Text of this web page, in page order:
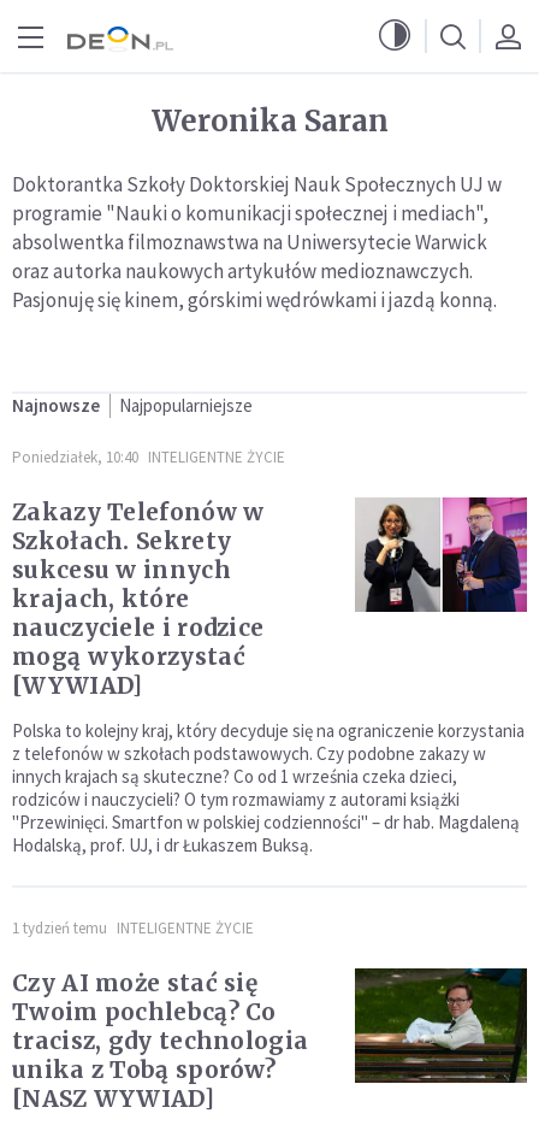
Weronika Saran
Doktorantka Szkoły Doktorskiej Nauk Społecznych UJ w
programie "Nauki o komunikacji społecznej i mediach",
absolwentka filmoznawstwa na Uniwersytecie Warwick
oraz autorka naukowych artykułów medioznawczych.
Pasjonuję się kinem, górskimi wędrówkami i jazdą konną.
Najnowsze Najpopularniejsze
Poniedziałek, 10:40 INTELIGENTNE ŻYCIE
Zakazy Telefonów w
Szkołach. Sekrety
sukcesu w innych
krajach, które
nauczyciele i rodzice
mogą wykorzystać
[WYWIAD]
Polska to kolejny kraj, który decyduje się na ograniczenie korzystania
z telefonów w szkołach podstawowych. Czy podobne zakazy w
innych krajach są skuteczne? Co od 1 września czeka dzieci,
rodziców i nauczycieli? O tym rozmawiamy z autorami książki
"Przewinięci. Smartfon w polskiej codzienności" – dr hab. Magdaleną
Hodalską, prof. UJ, i dr Łukaszem Buksą.
1 tydzień temu INTELIGENTNE ŻYCIE
Czy AI może stać się
Twoim pochlebcą? Co
tracisz, gdy technologia
unika z Tobą sporów?
[NASZ WYWIAD]